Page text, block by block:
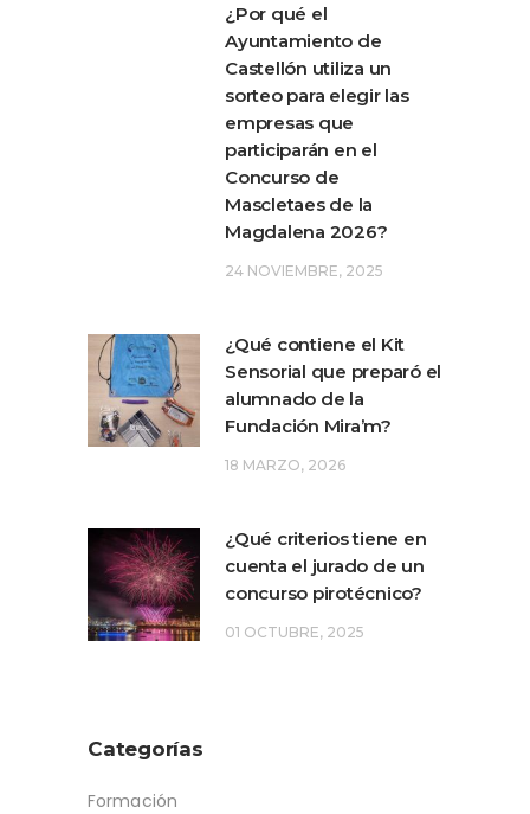
¿Por qué el
Ayuntamiento de
Castellón utiliza un
sorteo para elegir las
empresas que
participarán en el
Concurso de
Mascletaes de la
Magdalena 2026?
24 NOVIEMBRE, 2025
¿Qué contiene el Kit
Sensorial que preparó el
alumnado de la
Fundación Mira’m?
18 MARZO, 2026
¿Qué criterios tiene en
cuenta el jurado de un
concurso pirotécnico?
01 OCTUBRE, 2025
Categorías
Formación